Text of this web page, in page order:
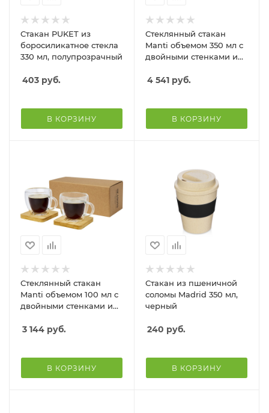
Стакан PUKET из
боросиликатное стекла
330 мл, полупрозрачный
403 руб.
В КОРЗИНУ
Стеклянный стакан
Manti объемом 350 мл с
двойными стенками и
2 шт. , natural
4 541 руб.
В КОРЗИНУ
Стеклянный стакан
Manti объемом 100 мл с
двойными стенками и
2 шт. , natural
3 144 руб.
В КОРЗИНУ
Стакан из пшеничной
соломы Madrid 350 мл,
черный
240 руб.
В КОРЗИНУ